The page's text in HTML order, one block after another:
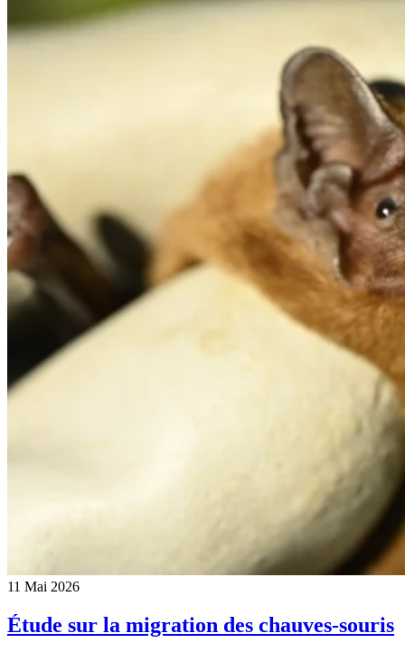
11 Mai 2026
Étude sur la migration des chauves-souris